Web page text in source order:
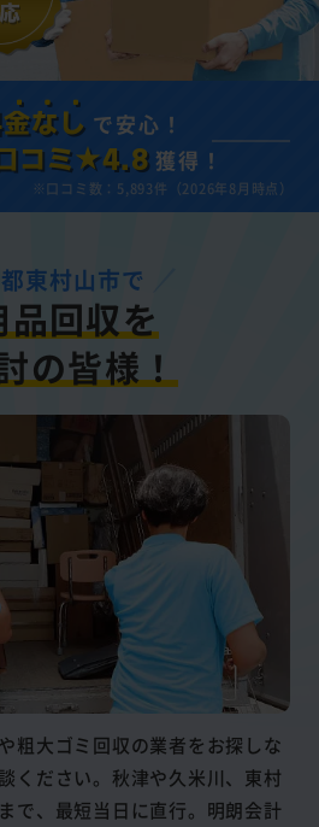
なし で安心！
コミ★4.8 獲得！
※口コミ数：5,893件（2026年8月時点）
東村山市で
品回収を
の皆様！
粗大ゴミ回収の業者をお探しな
ください。秋津や久米川、東村
で、最短当日に直行。明朗会計